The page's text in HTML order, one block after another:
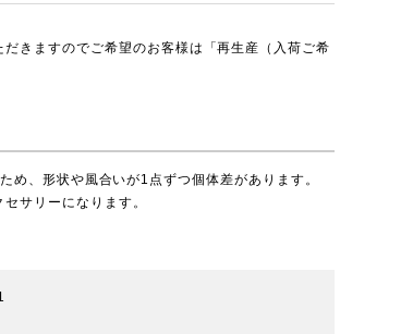
きますのでご希望のお客様は「再生産（入荷ご希
、形状や風合いが1点ずつ個体差があります。
サリーになります。